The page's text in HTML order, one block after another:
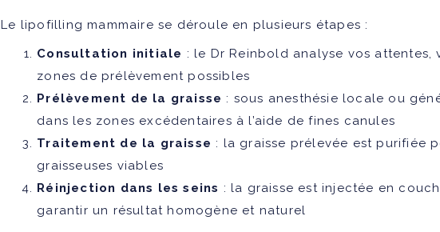
Le lipofilling mammaire se déroule en plusieurs étapes :
Consultation initiale : le Dr Reinbold analyse vos
zones de prélèvement possibles
Prélèvement de la graisse : sous anesthésie locale ou
dans les zones excédentaires à l’aide de fines canules
Traitement de la graisse : la graisse prélevée est purifiée
graisseuses viables
Réinjection dans les seins : la graisse est injectée en
garantir un résultat homogène et naturel